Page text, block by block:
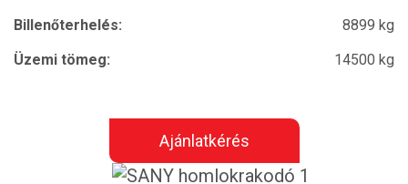
Billenőterhelés:
8899 kg
Üzemi tömeg:
14500 kg
Ajánlatkérés